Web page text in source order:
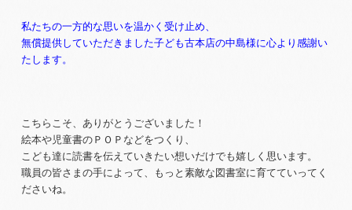
私たちの一方的な思いを温かく受け止め、
無償提供していただきました子ども古本店の中島様に心より感謝い
たします。
こちらこそ、ありがとうございました！
絵本や児童書のＰＯＰなどをつくり、
こども達に読書を伝えていきたい想いだけでも嬉しく思います。
職員の皆さまの手によって、もっと素敵な図書室に育てていってく
ださいね。